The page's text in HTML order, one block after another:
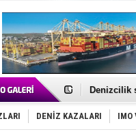
Rusya,
Enejota
Denizcilik
‘14.
Taksi
DENİZ KAZALARI IMO